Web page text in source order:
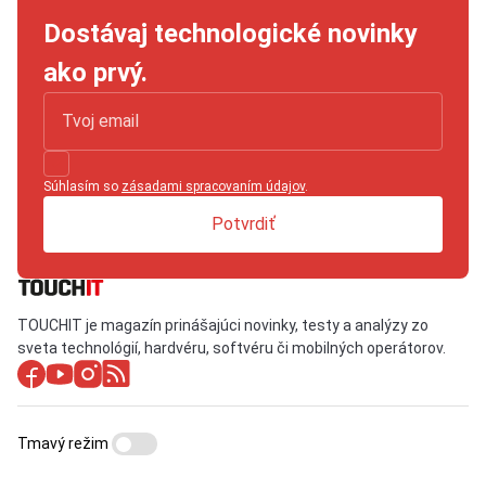
Dostávaj technologické novinky
ako prvý.
Súhlasím so zásadami spracovaním údajov.
Potvrdiť
TOUCHIT je magazín prinášajúci novinky, testy a analýzy zo
sveta technológií, hardvéru, softvéru či mobilných operátorov.
Tmavý režim